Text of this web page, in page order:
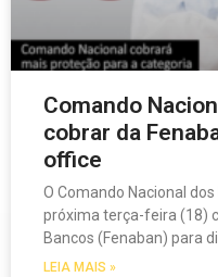
Comando
cobrar da
office
O Comando Nacional
próxima terça-feira (18)
Bancos (Fenaban) para
LEIA MAIS »